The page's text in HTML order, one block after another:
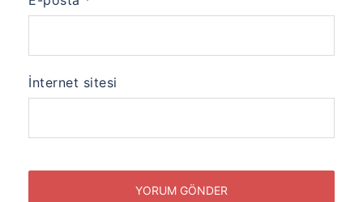
İnternet sitesi